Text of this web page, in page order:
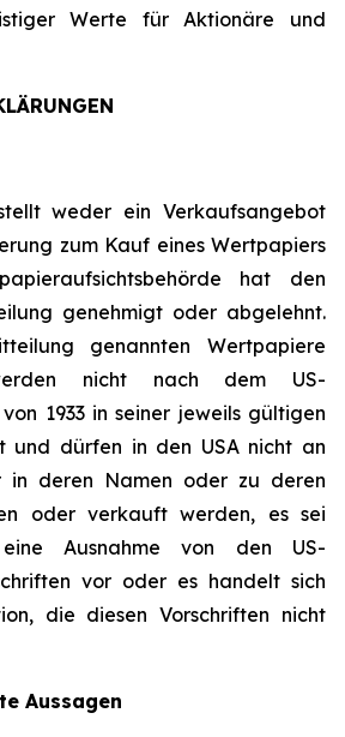
Werte für Aktionäre und
weder ein Verkaufsangebot
zum Kauf eines Wertpapiers
hat den
genehmigt oder abgelehnt.
genannten Wertpapiere
nicht nach dem US-
1933 in seiner jeweils gültigen
und dürfen in den USA nicht an
in deren Namen oder zu deren
oder verkauft werden, es sei
Ausnahme von den US-
vor oder es handelt sich
die diesen Vorschriften nicht
Aussagen